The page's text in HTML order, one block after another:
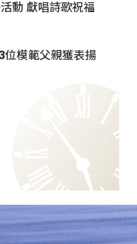
動 獻唱詩歌祝福
位模範父親獲表揚